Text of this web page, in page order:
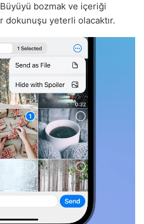
bozmak ve içeriği
dokunuşu yeterli olacaktır.